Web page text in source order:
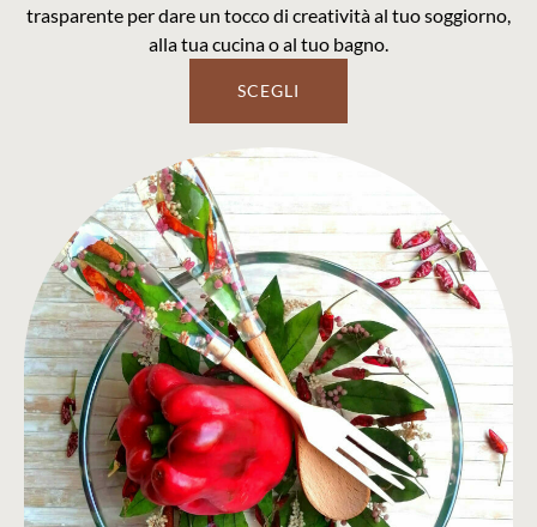
trasparente per dare un tocco di creatività al tuo soggiorno,
alla tua cucina o al tuo bagno.
SCEGLI